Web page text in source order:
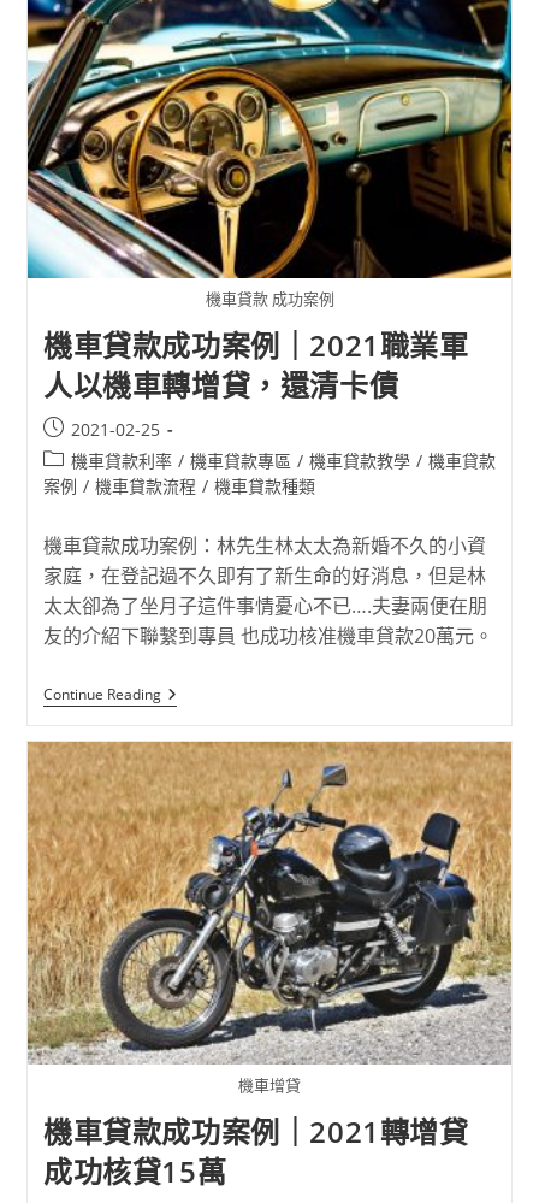
機車貸款 成功案例
機車貸款成功案例｜2021職業軍
人以機車轉增貸，還清卡債
2021-02-25
機車貸款利率 / 機車貸款專區 / 機車貸款教學 / 機車貸款
案例 / 機車貸款流程 / 機車貸款種類
機車貸款成功案例：林先生林太太為新婚不久的小資
家庭，在登記過不久即有了新生命的好消息，但是林
太太卻為了坐月子這件事情憂心不已….夫妻兩便在朋
友的介紹下聯繫到專員 也成功核准機車貸款20萬元。
Continue Reading
機車增貸
機車貸款成功案例｜2021轉增貸
成功核貸15萬